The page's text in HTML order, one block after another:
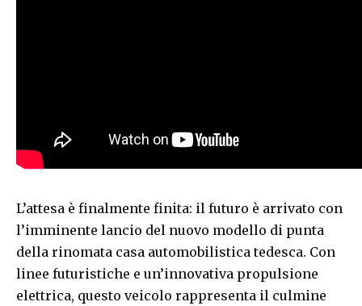
L’attesa è finalmente finita: il futuro è arrivato con
l’imminente lancio del nuovo modello di punta
della rinomata casa automobilistica tedesca. Con
linee futuristiche e un’innovativa propulsione
elettrica, questo veicolo rappresenta il culmine